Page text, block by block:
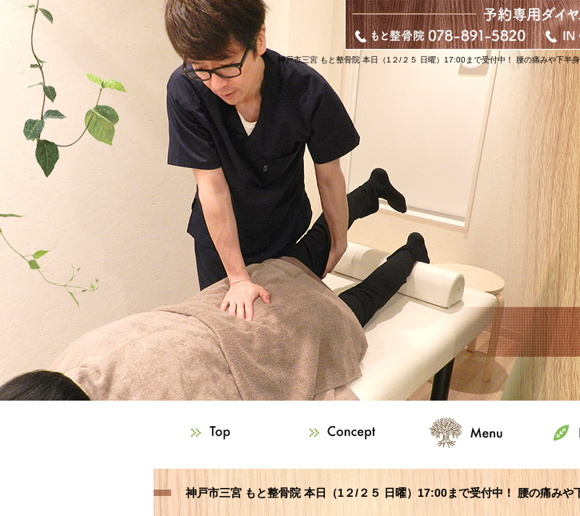
神戸市三宮 もと整骨院 本日（1２/２５ 日曜）17:00まで受付中！ 腰の痛みや下半
神戸市三宮 もと整骨院 本日（1２/２５ 日曜）17:00まで受付中！ 腰の痛みや